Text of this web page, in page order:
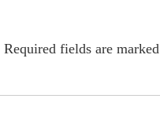
Required fields are marked